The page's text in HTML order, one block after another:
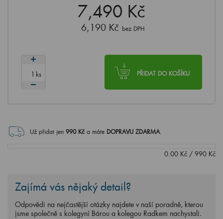
7,490 Kč
6,190 Kč bez DPH
PŘIDAT DO KOŠÍKU
ks
Už přidat jen 990Kč a máte DOPRAVU ZDARMA.
0.00 Kč / 990 Kč
Zajímá vás nějaký detail?
Odpovědi na nejčastější otázky najdete v naší poradně, kterou
jsme společně s kolegyní Bárou a kolegou Radkem nachystali.